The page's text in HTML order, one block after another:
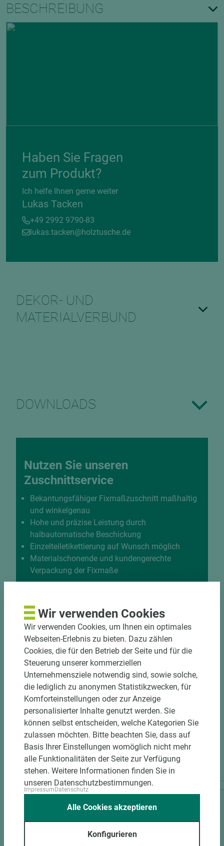
BESCHREIBUNG
Haben Sie Fragen
zum Produkt?
Ich helfe Ihnen gerne weiter
Lukas Tacken
+49 2992 9790-83
lukas.tacken@holztusche.de
DEKOR- UND
MATERIALVERBUND
DOWNLOADS
Nutzen Sie unseren
Zuschnittservice
Bekantungsfähiger Fixmaßzuschnitt maßhaltig
und winkelgenau
Hohe und präzise Leistung durch
halbautomatische Beschickung
Einzelteiletikettierung auf Wunsch möglich
Materialschonende und kundengerechte
Verpackung der Fixmaße
PASSENDES ZUBEHÖR
Wir verwenden Cookies
Wir verwenden Cookies, um Ihnen ein optimales
Webseiten-Erlebnis zu bieten. Dazu zählen
Cookies, die für den Betrieb der Seite und für die
Steuerung unserer kommerziellen
Unternehmensziele notwendig sind, sowie solche,
die lediglich zu anonymen Statistikzwecken, für
Komforteinstellungen oder zur Anzeige
personalisierter Inhalte genutzt werden. Sie
können selbst entscheiden, welche Kategorien Sie
zulassen möchten. Bitte beachten Sie, dass auf
Basis Ihrer Einstellungen womöglich nicht mehr
alle Funktionalitäten der Seite zur Verfügung
stehen. Weitere Informationen finden Sie in
unseren Datenschutzbestimmungen.
ImpressumDatenschutz
Konfigurieren
Alle Cookies akzeptieren